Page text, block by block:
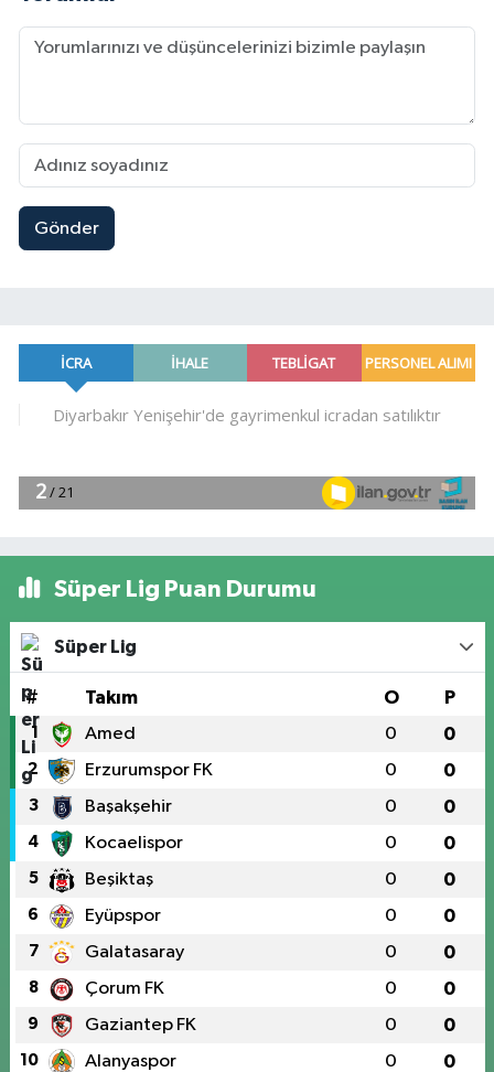
Gönder
Süper Lig Puan Durumu
Süper Lig
# Takım O P
1 Amed 0 0
2 Erzurumspor FK 0 0
3 Başakşehir 0 0
4 Kocaelispor 0 0
5 Beşiktaş 0 0
6 Eyüpspor 0 0
7 Galatasaray 0 0
8 Çorum FK 0 0
9 Gaziantep FK 0 0
10 Alanyaspor 0 0